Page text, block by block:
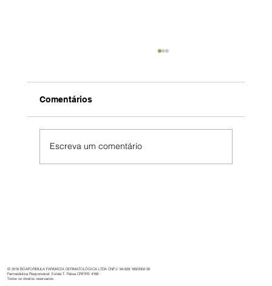
Comentários
Escreva um comentário
© 2016 BOAFORMULA FARMÁCIA DERMATOLÓGICA LTDA CNPJ: 94.629.169/0002-30
Farmacêutica Responsável: Estela T. Feksa CRF/RS 4168
Todos os direitos reservados.